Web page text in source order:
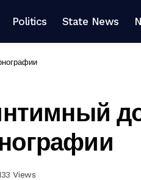
Politics State News
Views